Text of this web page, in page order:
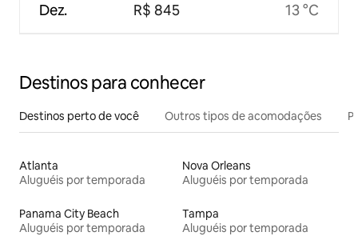
Dez. R$ 845 13 °C
Destinos para conhecer
Destinos perto de você Outros tipos de acomodações
Atlanta
Aluguéis por temporada
Nova Orleans
Aluguéis por temporada
Panama City Beach
Aluguéis por temporada
Tampa
Aluguéis por temporada